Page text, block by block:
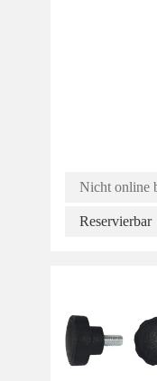
Nicht online
Reservierbar